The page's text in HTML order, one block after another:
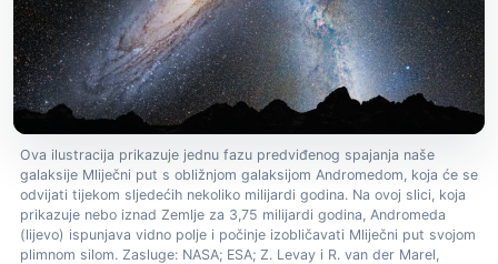
Ova ilustracija prikazuje jednu fazu predviđenog spajanja naše
galaksije Mliječni put s obližnjom galaksijom Andromedom, koja će se
odvijati tijekom sljedećih nekoliko milijardi godina. Na ovoj slici, koja
prikazuje nebo iznad Zemlje za 3,75 milijardi godina, Andromeda
(lijevo) ispunjava vidno polje i počinje izobličavati Mliječni put svojom
plimnom silom. Zasluge: NASA; ESA; Z. Levay i R. van der Marel,